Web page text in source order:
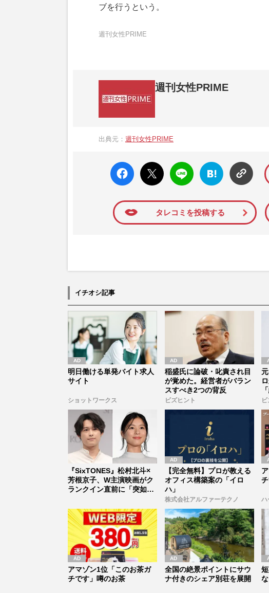
ブを行うという。
週刊女性PRIME
週刊女性PRIME
か、女性週刊誌『週刊女性』の誌面に掲載された記事か
出典元： 週刊女性PRIME
faceboo
k いい
ね
X ポス
ト
LINE
はてな
ブック
マーク
タレコミを投稿する
イチオシ記事
明日働ける単発バイト求人
サイト
ショットワークス
稲盛氏に論破・叱責され目
が覚めた。経営者がバラン
スすべき2つの背反
ビズヒント
『SixTONES』松村北斗×
芳根京子、W主演映画がク
ランクイン直前に「突如中
【完全無料】プロが教える
オフィス構築案の「イロ
ハ」
株式会社アルファーテクノ ハ
アマゾン1位「このお茶ガ
チです」噂のお茶
全国の絶景ポイントにサウ
ナ付きのシェア別荘を展開